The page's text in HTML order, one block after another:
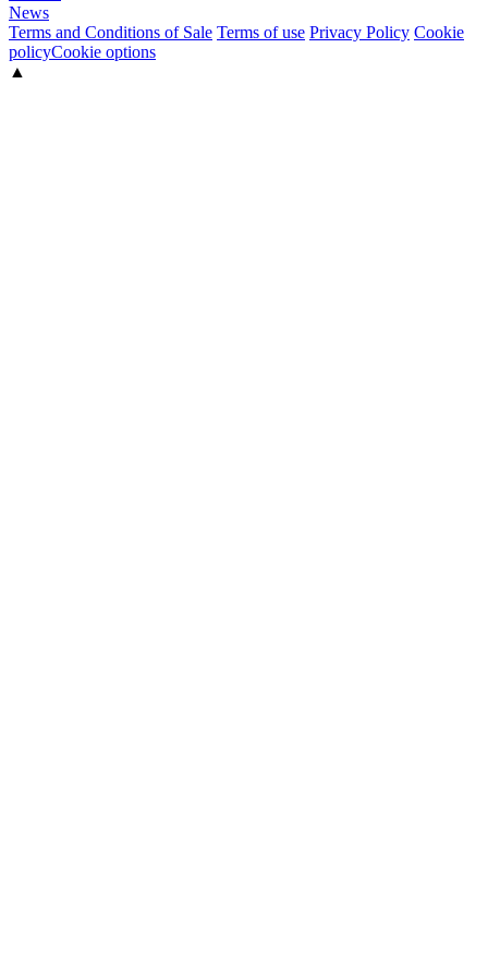
News
Terms and Conditions of Sale Terms of use Privacy Policy Cookie
policyCookie options
▲